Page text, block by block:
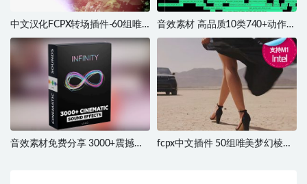
中文汉化FCPX转场插件-60组唯
美优雅婚礼MV广告镜头光斑漏光
转场动画预设插件 支持4K
音效素材 高品质10类740+动作电
影音效库 Bigfilms CHAOS Sound
音效素材免费分享 3000+震撼大
fcpx中文插件 50组唯美梦幻棱镜